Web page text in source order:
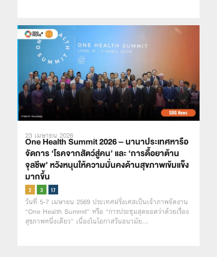
23 เมษายน 2026
One Health Summit 2026 – นานาประเทศหารือ
จัดการ ‘โรคจากสัตว์สู่คน’ และ ‘การดื้อยาต้าน
จุลชีพ’ หวังหนุนให้ความมั่นคงด้านสุขภาพเข้มแข็ง
มากขึ้น
วันที่ 5-7 เมษายน 2569 ประเทศฝรั่งเศสเป็นเจ้าภาพจัดงาน
“One Health Summit” หรือ “การประชุมสุดยอดว่าด้วยเรื่อง
สุขภาพหนึ่งเดียว” เนื่องในโอกาสวันอนามัย…